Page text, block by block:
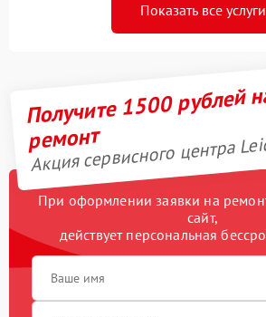
Показать все услуги
Получите 1500 рублей
ремонт
Акция сервисного центра
При оформлении заявки на
сайт,
действует персональная